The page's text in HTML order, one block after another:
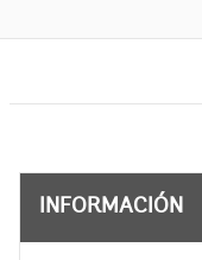
INFORMACIÓN